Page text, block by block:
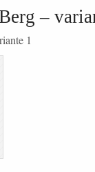
–
1